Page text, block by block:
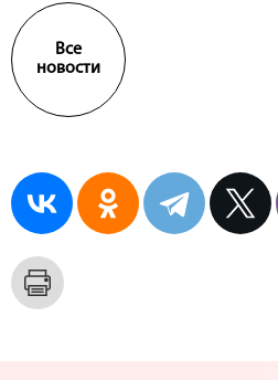
Все
новости